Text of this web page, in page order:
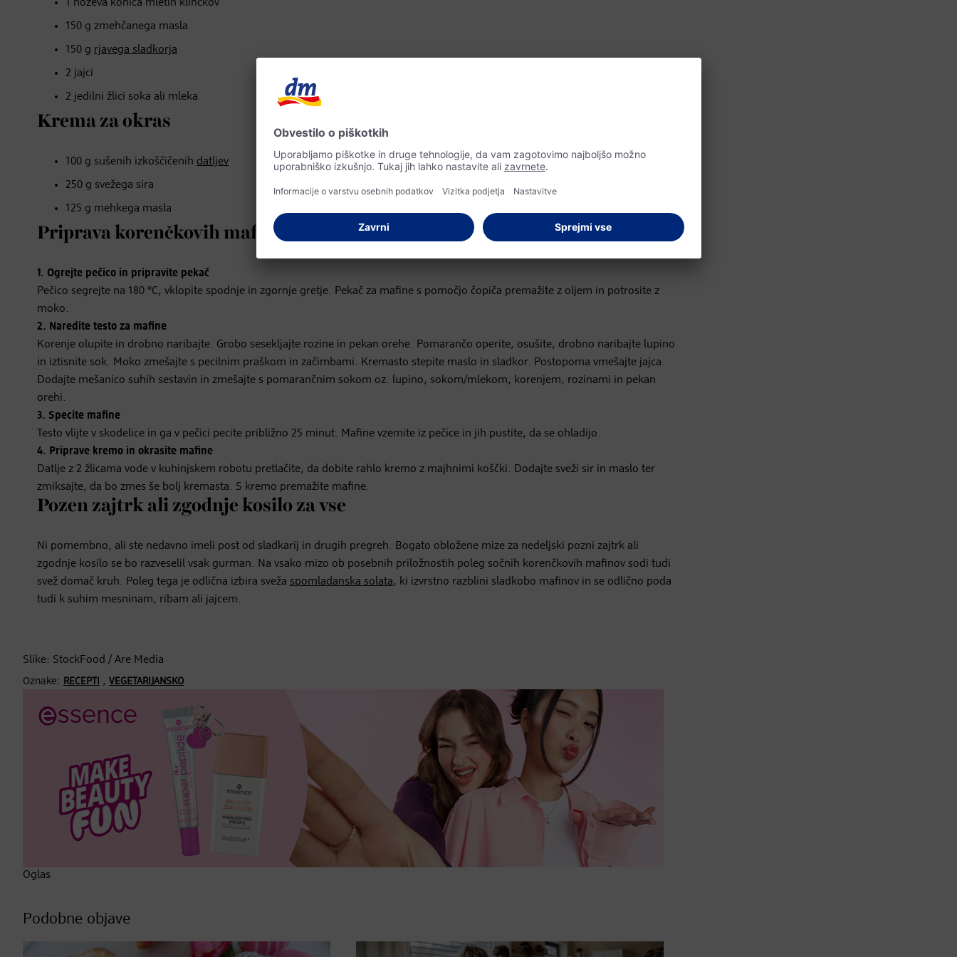
1 noževa konica mletih klinčkov
150 g zmehčanega masla
150 g rjavega sladkorja
2 jajci
2 jedilni žlici soka ali mleka
Krema za okras
100 g sušenih izkoščičenih datljev
250 g svežega sira
125 g mehkega masla
Priprava korenčkovih mafinov
1. Ogrejte pečico in pripravite pekač
Pečico segrejte na 180 °C, vklopite spodnje in zgornje gretje. Pekač za mafine s pomočjo čopiča premažite z oljem in potrosite z
moko.
2. Naredite testo za mafine
Korenje olupite in drobno naribajte. Grobo sesekljajte rozine in pekan orehe. Pomarančo operite, osušite, drobno naribajte lupino
in iztisnite sok. Moko zmešajte s pecilnim praškom in začimbami. Kremasto stepite maslo in sladkor. Postopoma vmešajte jajca.
Dodajte mešanico suhih sestavin in zmešajte s pomarančnim sokom oz. lupino, sokom/mlekom, korenjem, rozinami in pekan
orehi.
3. Specite mafine
Testo vlijte v skodelice in ga v pečici pecite približno 25 minut. Mafine vzemite iz pečice in jih pustite, da se ohladijo.
4. Priprave kremo in okrasite mafine
Datlje z 2 žlicama vode v kuhinjskem robotu pretlačite, da dobite rahlo kremo z majhnimi koščki. Dodajte sveži sir in maslo ter
zmiksajte, da bo zmes še bolj kremasta. S kremo premažite mafine.
Pozen zajtrk ali zgodnje kosilo za vse
Ni pomembno, ali ste nedavno imeli post od sladkarij in drugih pregreh. Bogato obložene mize za nedeljski pozni zajtrk ali
zgodnje kosilo se bo razveselil vsak gurman. Na vsako mizo ob posebnih priložnostih poleg sočnih korenčkovih mafinov sodi tudi
svež domač kruh. Poleg tega je odlična izbira sveža spomladanska solata, ki izvrstno razblini sladkobo mafinov in se odlično poda
tudi k suhim mesninam, ribam ali jajcem.
Slike: StockFood / Are Media
Oznake: RECEPTI , VEGETARIJANSKO
Oglas
Podobne objave